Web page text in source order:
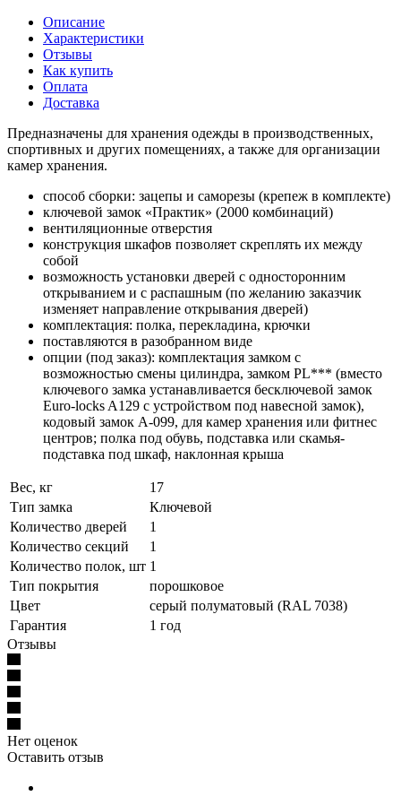
Описание
Характеристики
Отзывы
Как купить
Оплата
Доставка
Предназначены для хранения одежды в производственных,
спортивных и других помещениях, а также для организации
камер хранения.
способ сборки: зацепы и саморезы (крепеж в комплекте)
ключевой замок «Практик» (2000 комбинаций)
вентиляционные отверстия
конструкция шкафов позволяет скреплять их между
собой
возможность установки дверей с односторонним
открыванием и с распашным (по желанию заказчик
изменяет направление открывания дверей)
комплектация: полка, перекладина, крючки
поставляются в разобранном виде
опции (под заказ): комплектация замком с
возможностью смены цилиндра, замком PL*** (вместо
ключевого замка устанавливается бесключевой замок
Euro-locks A129 с устройством под навесной замок),
кодовый замок А-099, для камер хранения или фитнес
центров; полка под обувь, подставка или скамья-
подставка под шкаф, наклонная крыша
Вес, кг
17
Тип замка
Ключевой
Количество дверей
1
Количество секций
1
Количество полок, шт 1
Тип покрытия
порошковое
Цвет
серый полуматовый (RAL 7038)
Гарантия
1 год
Отзывы
Нет оценок
Оставить отзыв